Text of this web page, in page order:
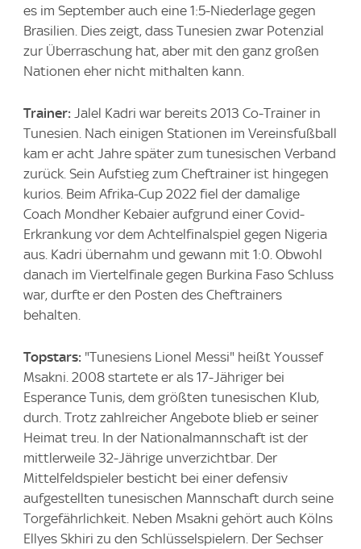
es im September auch eine 1:5-Niederlage gegen
Brasilien. Dies zeigt, dass Tunesien zwar Potenzial
zur Überraschung hat, aber mit den ganz großen
Nationen eher nicht mithalten kann.
Trainer: Jalel Kadri war bereits 2013 Co-Trainer in
Tunesien. Nach einigen Stationen im Vereinsfußball
kam er acht Jahre später zum tunesischen Verband
zurück. Sein Aufstieg zum Cheftrainer ist hingegen
kurios. Beim Afrika-Cup 2022 fiel der damalige
Coach Mondher Kebaier aufgrund einer Covid-
Erkrankung vor dem Achtelfinalspiel gegen Nigeria
aus. Kadri übernahm und gewann mit 1:0. Obwohl
danach im Viertelfinale gegen Burkina Faso Schluss
war, durfte er den Posten des Cheftrainers
behalten.
Topstars: "Tunesiens Lionel Messi" heißt Youssef
Msakni. 2008 startete er als 17-Jähriger bei
Esperance Tunis, dem größten tunesischen Klub,
durch. Trotz zahlreicher Angebote blieb er seiner
Heimat treu. In der Nationalmannschaft ist der
mittlerweile 32-Jährige unverzichtbar. Der
Mittelfeldspieler besticht bei einer defensiv
aufgestellten tunesischen Mannschaft durch seine
Torgefährlichkeit. Neben Msakni gehört auch Kölns
Ellyes Skhiri zu den Schlüsselspielern. Der Sechser